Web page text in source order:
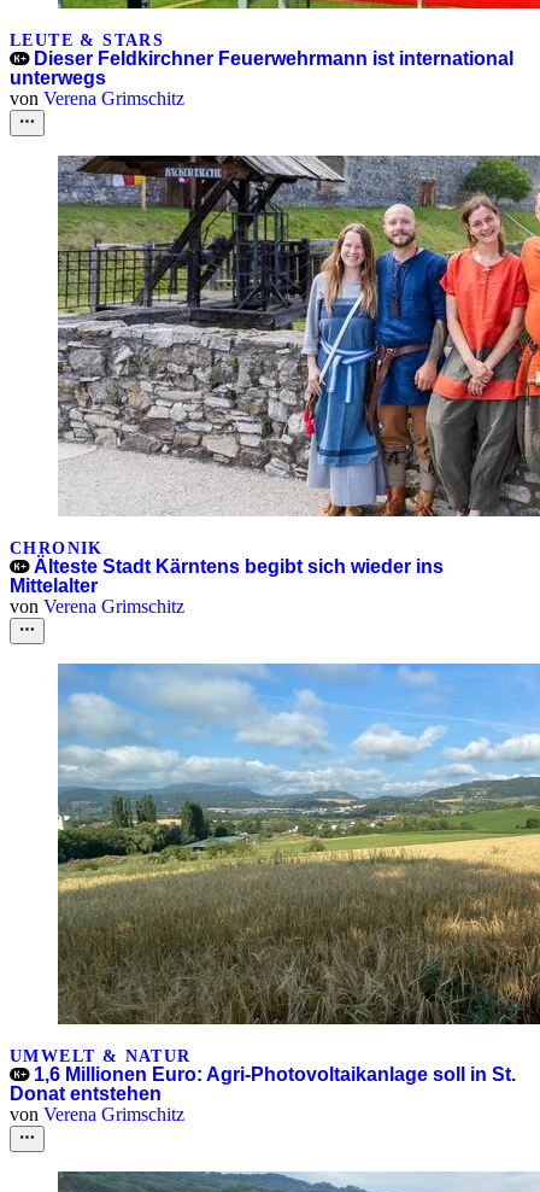
LEUTE & STARS
Dieser Feldkirchner Feuerwehrmann ist international
unterwegs
von Verena Grimschitz
CHRONIK
Älteste Stadt Kärntens begibt sich wieder ins
Mittelalter
von Verena Grimschitz
UMWELT & NATUR
1,6 Millionen Euro: Agri-Photovoltaikanlage soll in St.
Donat entstehen
von Verena Grimschitz